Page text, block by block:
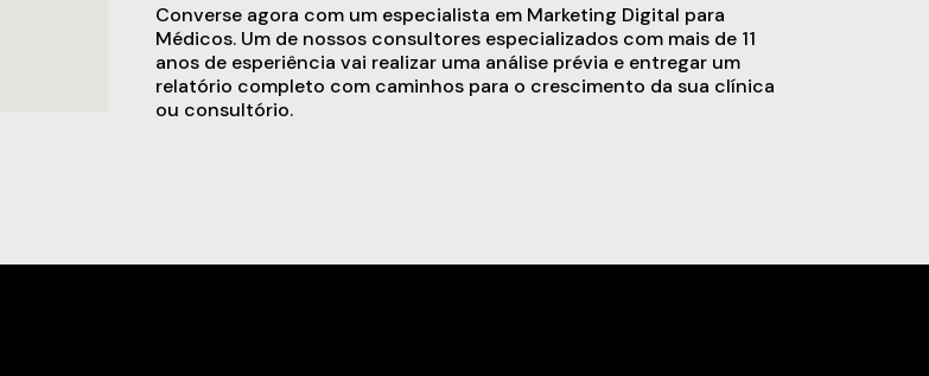
Converse agora com um especialista em Marketing Digital para
Médicos. Um de nossos consultores especializados com mais de 11
anos de esperiência vai realizar uma análise prévia e entregar um
relatório completo com caminhos para o crescimento da sua clínica
ou consultório.